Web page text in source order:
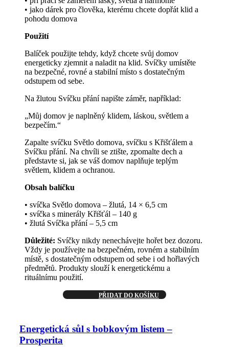
• jako dárek pro člověka, kterému chcete dopřát klid a
pohodu domova
Použití
Balíček použijte tehdy, když chcete svůj domov
energeticky zjemnit a naladit na klid. Svíčky umístěte
na bezpečné, rovné a stabilní místo s dostatečným
odstupem od sebe.
Na žlutou Svíčku přání napište záměr, například:
„Můj domov je naplněný klidem, láskou, světlem a
bezpečím.“
Zapalte svíčku Světlo domova, svíčku s Křišťálem a
Svíčku přání. Na chvíli se ztište, zpomalte dech a
představte si, jak se váš domov naplňuje teplým
světlem, klidem a ochranou.
Obsah balíčku
• svíčka Světlo domova – žlutá, 14 × 6,5 cm
• svíčka s minerály Křišťál – 140 g
• žlutá Svíčka přání – 5,5 cm
Důležité: Svíčky nikdy nenechávejte hořet bez dozoru.
Vždy je používejte na bezpečném, rovném a stabilním
místě, s dostatečným odstupem od sebe i od hořlavých
předmětů. Produkty slouží k energetickému a
rituálnímu použití.
PŘIDAT DO KOŠÍKU
Energetická sůl s bobkovým listem –
Prosperita